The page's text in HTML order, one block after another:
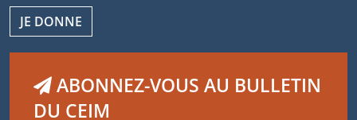
JE DONNE
ABONNEZ-VOUS AU BULLETIN
DU CEIM